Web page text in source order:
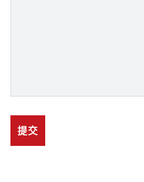
提交